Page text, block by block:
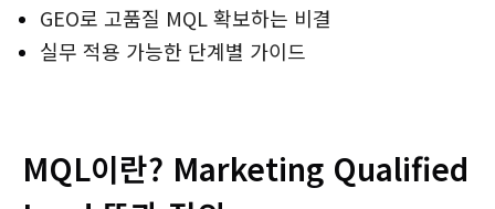
GEO로 고품질 MQL 확보하는 비결
실무 적용 가능한 단계별 가이드
MQL이란? Marketing Qualified